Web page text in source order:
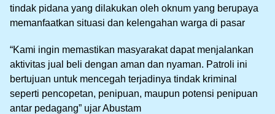
tindak pidana yang dilakukan oleh oknum yang berupaya
memanfaatkan situasi dan kelengahan warga di pasar
“Kami ingin memastikan masyarakat dapat menjalankan
aktivitas jual beli dengan aman dan nyaman. Patroli ini
bertujuan untuk mencegah terjadinya tindak kriminal
seperti pencopetan, penipuan, maupun potensi penipuan
antar pedagang” ujar Abustam